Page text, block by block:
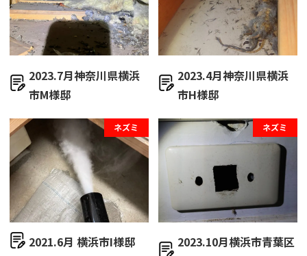
2023.7月神奈川県横浜
市M様邸
2023.4月神奈川県横浜
市H様邸
ネズミ
2021.6月 横浜市I様邸
ネズミ
2023.10月横浜市青葉区